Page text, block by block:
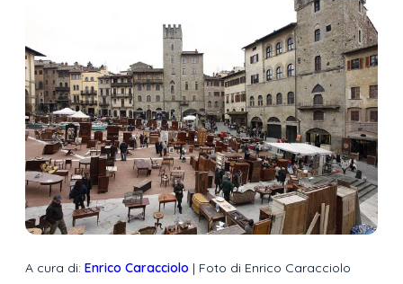
A cura di: Enrico Caracciolo | Foto di Enrico Caracciolo